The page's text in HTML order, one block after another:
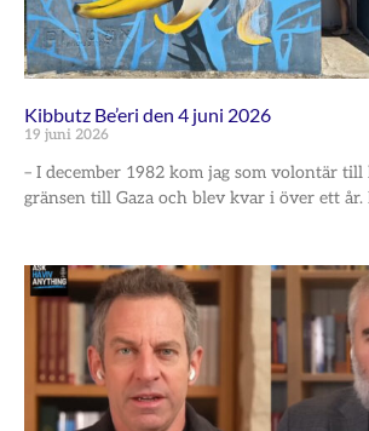
Kibbutz Be’eri den 4 juni 2026
19 juni 2026
– I december 1982 kom jag som volontär till
gränsen till Gaza och blev kvar i över ett